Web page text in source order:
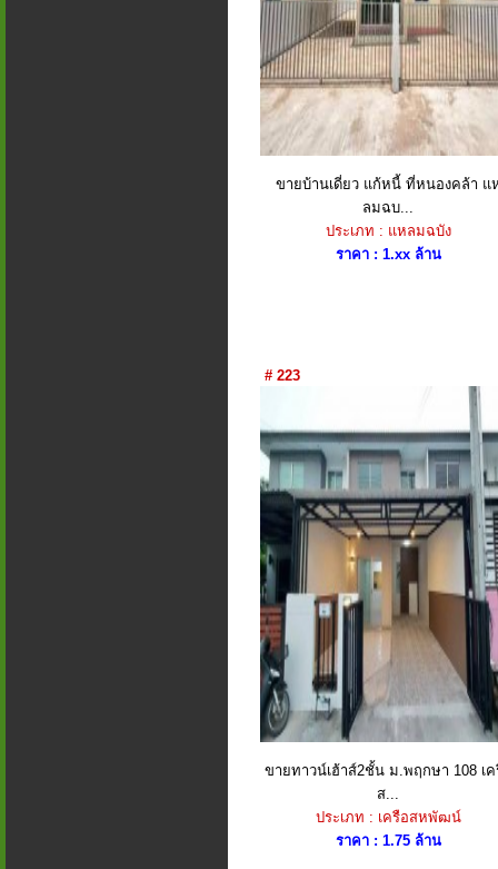
ขายบ้านเดี่ยว แก้หนี้ ที่หนองคล้า แ
ลมฉบ...
ประเภท : แหลมฉบัง
ราคา : 1.xx ล้าน
# 223
ขายทาวน์เฮ้าส์2ชั้น ม.พฤกษา 108 เค
ส...
ประเภท : เครือสหพัฒน์
ราคา : 1.75 ล้าน